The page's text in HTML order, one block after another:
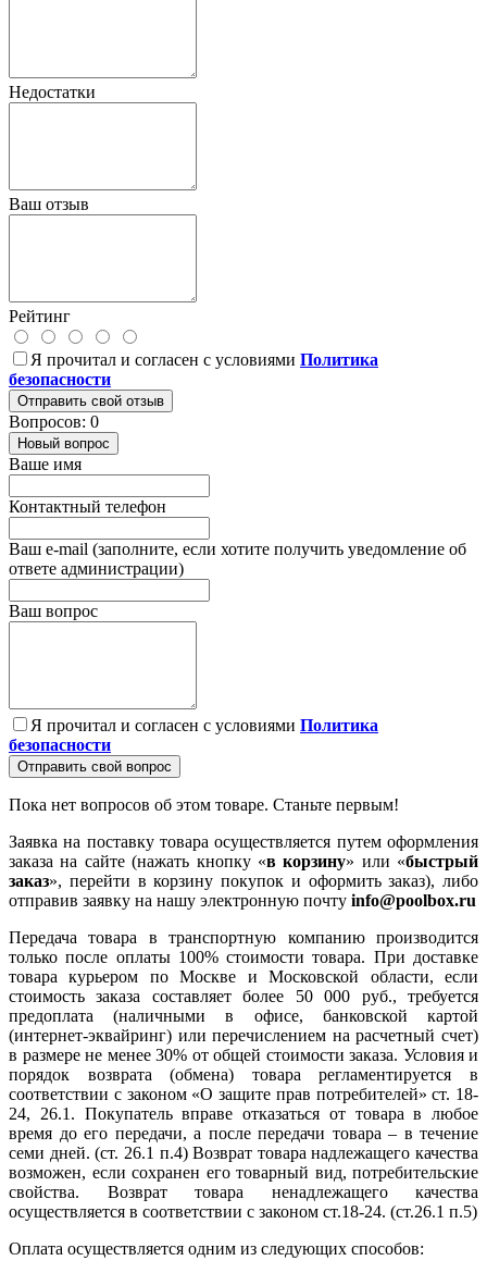
Недостатки
Ваш отзыв
Рейтинг
Я прочитал и согласен с условиями Политика
безопасности
Отправить свой отзыв
Вопросов: 0
Новый вопрос
Ваше имя
Контактный телефон
Ваш e-mail (заполните, если хотите получить уведомление об
ответе администрации)
Ваш вопрос
Я прочитал и согласен с условиями Политика
безопасности
Отправить свой вопрос
Пока нет вопросов об этом товаре. Станьте первым!
Заявка на поставку товара осуществляется путем оформления
заказа на сайте (нажать кнопку «в корзину» или «быстрый
заказ», перейти в корзину покупок и оформить заказ), либо
отправив заявку на нашу электронную почту info@poolbox.ru
Передача товара в транспортную компанию производится
только после оплаты 100% стоимости товара. При доставке
товара курьером по Москве и Московской области, если
стоимость заказа составляет более 50 000 руб., требуется
предоплата (наличными в офисе, банковской картой
(интернет-эквайринг) или перечислением на расчетный счет)
в размере не менее 30% от общей стоимости заказа. Условия и
порядок возврата (обмена) товара регламентируется в
соответствии с законом «О защите прав потребителей» ст. 18-
24, 26.1. Покупатель вправе отказаться от товара в любое
время до его передачи, а после передачи товара – в течение
семи дней. (ст. 26.1 п.4) Возврат товара надлежащего качества
возможен, если сохранен его товарный вид, потребительские
свойства. Возврат товара ненадлежащего качества
осуществляется в соответствии с законом ст.18-24. (ст.26.1 п.5)
Оплата осуществляется одним из следующих способов: